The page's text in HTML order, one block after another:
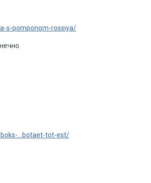
s-pomponom-rossiya/
...botaet-tot-est/